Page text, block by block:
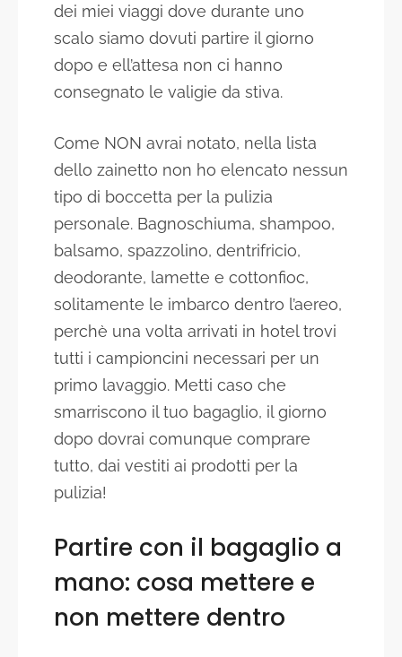
dei miei viaggi dove durante uno
scalo siamo dovuti partire il giorno
dopo e ell’attesa non ci hanno
consegnato le valigie da stiva.
Come NON avrai notato, nella lista
dello zainetto non ho elencato nessun
tipo di boccetta per la pulizia
personale. Bagnoschiuma, shampoo,
balsamo, spazzolino, dentrifricio,
deodorante, lamette e cottonfioc,
solitamente le imbarco dentro l’aereo,
perchè una volta arrivati in hotel trovi
tutti i campioncini necessari per un
primo lavaggio. Metti caso che
smarriscono il tuo bagaglio, il giorno
dopo dovrai comunque comprare
tutto, dai vestiti ai prodotti per la
pulizia!
Partire con il bagaglio a
mano: cosa mettere e
non mettere dentro